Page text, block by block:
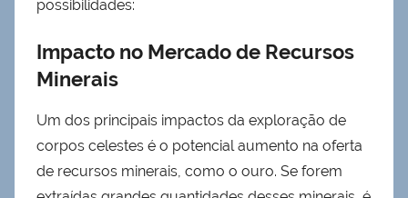
possibilidades:
Impacto no Mercado de Recursos
Minerais
Um dos principais impactos da exploração de
corpos celestes é o potencial aumento na oferta
de recursos minerais, como o ouro. Se forem